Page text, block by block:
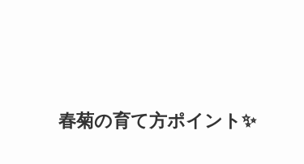
春菊の育て方ポイント✨